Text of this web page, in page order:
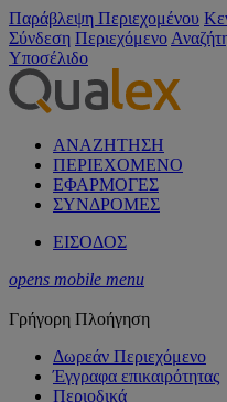
Παράβλεψη Περιεχομένου
Σύνδεση Περιεχόμενο
Υποσέλιδο
ΑΝΑΖΗΤΗΣΗ
ΠΕΡΙΕΧΟΜΕΝΟ
ΕΦΑΡΜΟΓΕΣ
ΣΥΝΔΡΟΜΕΣ
ΕΙΣΟΔΟΣ
opens mobile menu
Γρήγορη Πλοήγηση
Δωρεάν Περιεχόμενο
Έγγραφα επικαιρότητας
Περιοδικά